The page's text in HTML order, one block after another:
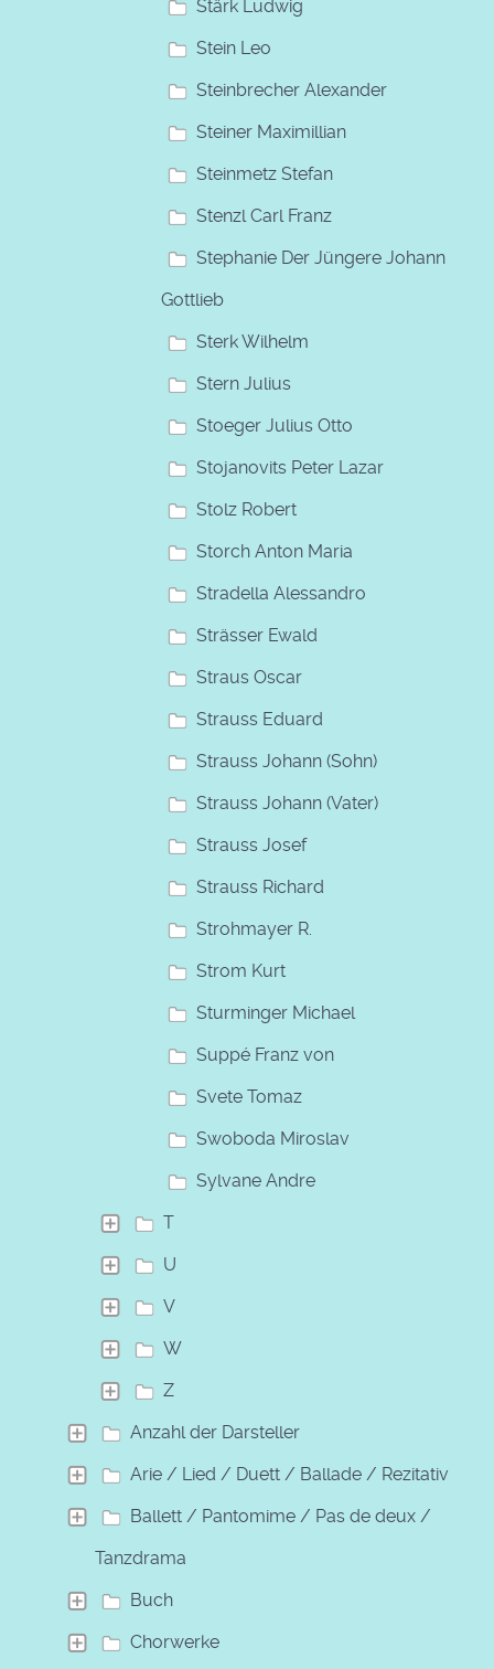
Stärk Ludwig
Stein Leo
Steinbrecher Alexander
Steiner Maximillian
Steinmetz Stefan
Stenzl Carl Franz
Stephanie Der Jüngere Johann
Gottlieb
Sterk Wilhelm
Stern Julius
Stoeger Julius Otto
Stojanovits Peter Lazar
Stolz Robert
Storch Anton Maria
Stradella Alessandro
Strässer Ewald
Straus Oscar
Strauss Eduard
Strauss Johann (Sohn)
Strauss Johann (Vater)
Strauss Josef
Strauss Richard
Strohmayer R.
Strom Kurt
Sturminger Michael
Suppé Franz von
Svete Tomaz
Swoboda Miroslav
Sylvane Andre
T
U
V
W
Z
Anzahl der Darsteller
Arie / Lied / Duett / Ballade / Rezitativ
Ballett / Pantomime / Pas de deux /
Tanzdrama
Buch
Chorwerke